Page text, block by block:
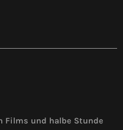
Films und halbe Stunde